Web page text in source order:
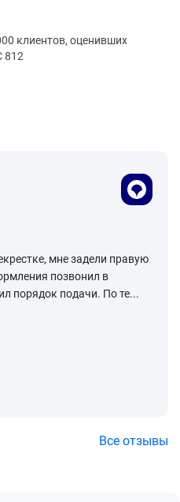
клиентов, оценивших
812
мне задели правую
позвонил в
порядок подачи. По те...
Все отзывы